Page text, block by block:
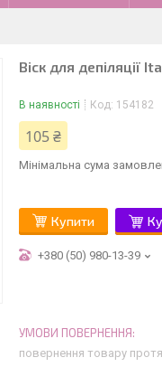
Віск для депіляції
В наявності Код: 154182
105 ₴
Мінімальна сума
Купити
+380 (50) 980-13-39
повернення товару